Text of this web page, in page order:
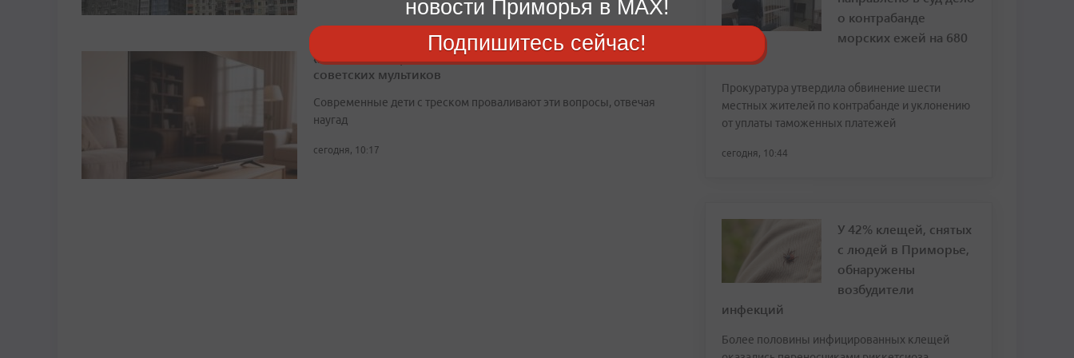
«Спокойствие, только спокойствие!»: Тест на знание
советских мультиков
Современные дети с треском проваливают эти вопросы, отвечая
наугад
сегодня, 10:17
о контрабанде
морских ежей на 680
Прокуратура утвердила обвинение шести
местных жителей по контрабанде и уклонению
от уплаты таможенных платежей
сегодня, 10:44
У 42% клещей, снятых
с людей в Приморье,
обнаружены
возбудители
инфекций
Более половины инфицированных клещей
новости Приморья в MAX!
Подпишитесь сейчас!